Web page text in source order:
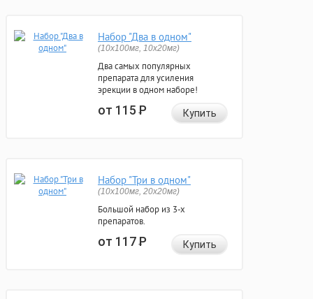
Набор "Два в одном"
(10x100мг, 10x20мг)
Два самых популярных
препарата для усиления
эрекции в одном наборе!
от 115Р Купить
Набор "Три в одном"
(10x100мг, 20x20мг)
Большой набор из 3-х
препаратов.
от 117Р Купить